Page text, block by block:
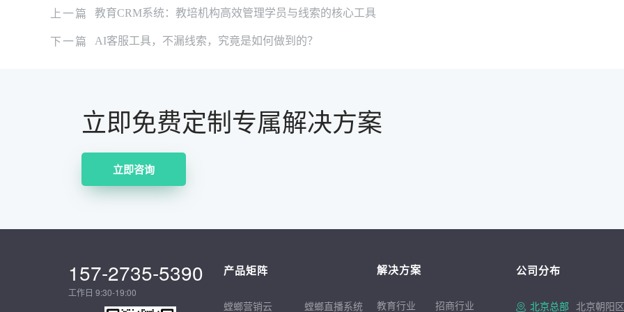
上一篇 教育CRM系统：教培机构高效管理学员与线索的核心工具
下一篇 AI客服工具，不漏线索，究竟是如何做到的？
立即免费定制专属解决方案
立即咨询
157-2735-5390
工作日 9:30-19:00
产品矩阵
螳螂营销云 螳螂直播系统
解决方案
教育行业 招商行业
公司分布
北京总部 北京朝阳